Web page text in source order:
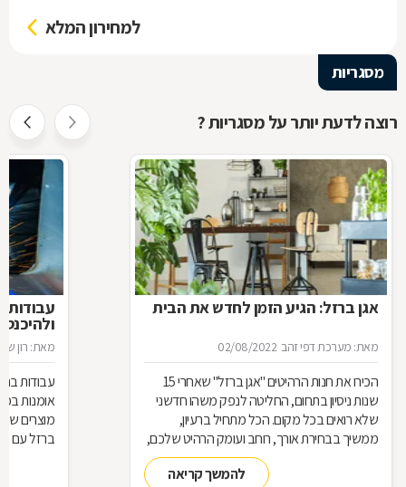
למחירון המלא
מסגריות
רוצה לדעת יותר על מסגריות ?
אגן ברזל: הגיע הזמן לחדש את הבית
מאת: מערכת דפי זהב 02/08/2022
הכירו את חנות הרהיטים ''אגן ברזל'' שאחרי 15
שנות ניסיון בתחום, החליטה לנפק משהו חדשני
שלא רואים בכל מקום. הכל מתחיל ברעיון,
ממשיך בבחירת אורך, רוחב ועומק הרהיט שלכם,
ממשיך בייצור מקורי ממיטב חומרי הגלם ומסתיים
ביצירת הפתרון המרשים והמעשי ביותר עבורכם
להמשך קריאה
עבודות
מאת: רון
עבודות
אומנות
מוצרים
ברזל עם